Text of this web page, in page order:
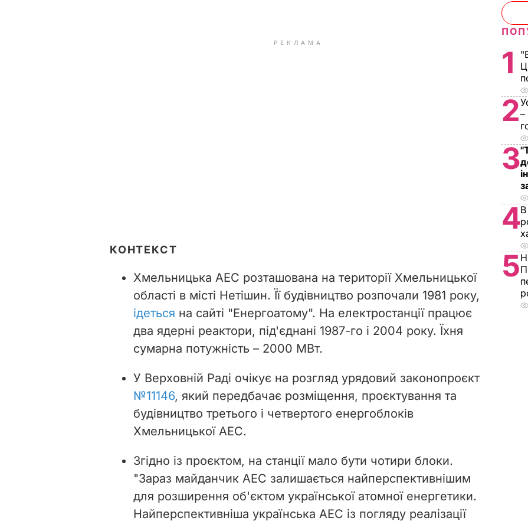
РЕКЛАМА
КОНТЕКСТ
Хмельницька АЕС розташована на території Хмельницької
області в місті Нетішин. Її будівництво розпочали 1981 року,
ідеться на сайті "Енергоатому". На електростанції працює
два ядерні реактори, під'єднані 1987-го і 2004 року. Їхня
сумарна потужність – 2000 МВт.
У Верховній Раді очікує на розгляд урядовий законопроєкт
№11146, який передбачає розміщення, проєктування та
будівництво третього і четвертого енергоблоків
Хмельницької АЕС.
Згідно із проєктом, на станції мало бути чотири блоки.
"Зараз майданчик АЕС залишається найперспективнішим
для розширення об'єктом української атомної енергетики.
Найперспективніша українська АЕС із погляду реалізації
1
2–
3
4В
5